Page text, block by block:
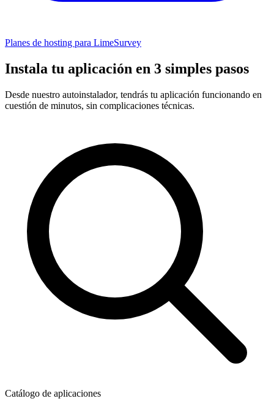
Planes de hosting para LimeSurvey
Instala tu aplicación en 3 simples pasos
Desde nuestro autoinstalador, tendrás tu aplicación funcionando en
cuestión de minutos, sin complicaciones técnicas.
Catálogo de aplicaciones